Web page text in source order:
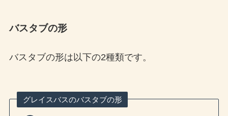
バスタブの形
バスタブの形は以下の2種類です。
グレイスバスのバスタブの形